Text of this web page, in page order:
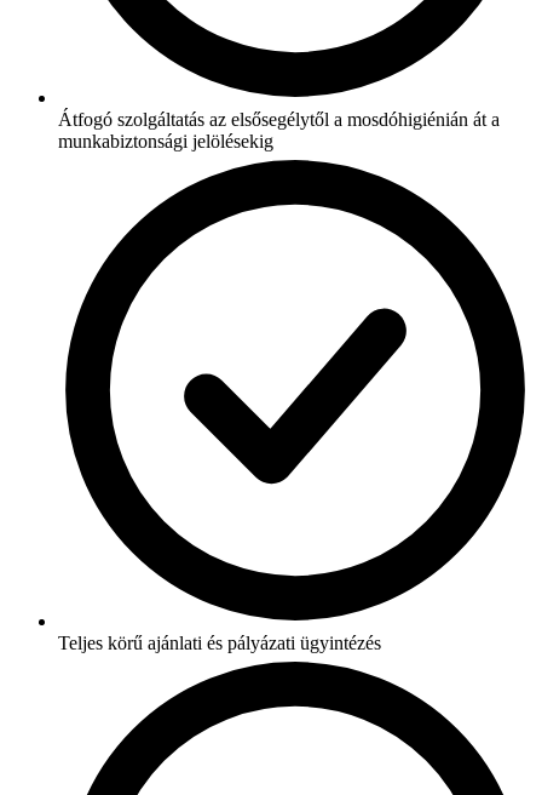
Átfogó szolgáltatás az elsősegélytől a mosdóhigiénián át a
munkabiztonsági jelölésekig
Teljes körű ajánlati és pályázati ügyintézés